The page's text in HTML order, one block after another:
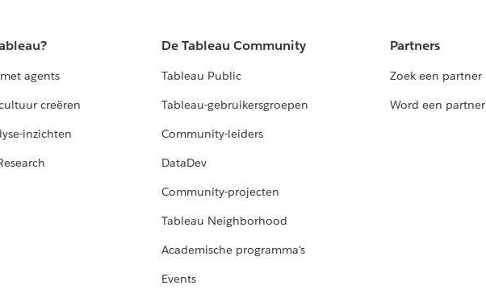
agents
creëren
inzichten
De Tableau Community
Tableau Public
Tableau-gebruikersgroepen
Community-leiders
DataDev
Community-projecten
Tableau Neighborhood
Academische programma's
Events
Partners
Zoek een partner
Word een partner